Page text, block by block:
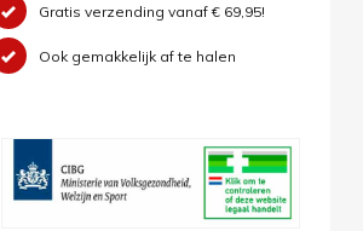
Gratis verzending vanaf € 69,95!
Ook gemakkelijk af te halen